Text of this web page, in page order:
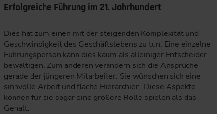
Erfolgreiche Führung im 21. Jahrhundert
Dies hat zum einen mit der steigenden Komplexität und
Geschwindigkeit des Geschäftslebens zu tun. Eine einzelne
Führungsperson kann dies kaum als alleiniger Entscheider
bewältigen. Zum anderen verändern sich die Ansprüche
gerade der jüngeren Mitarbeiter. Sie wünschen sich eine
sinnvolle Arbeit und flache Hierarchien. Diese Aspekte
können für sie sogar eine größere Rolle spielen als das
Gehalt.